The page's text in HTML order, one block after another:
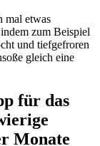
mal etwas
zum Beispiel
und tiefgefroren
gleich eine
für das
Monate